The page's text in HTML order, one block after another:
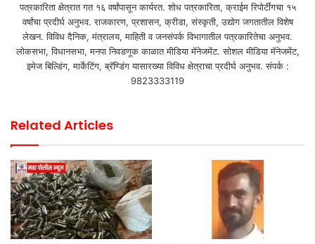
पत्रकारिता क्षेत्रात गत १६ वर्षांपासून कार्यरत. शोध पत्रकारिता, क्राईम रिपोर्टींगचा १५
वर्षांचा प्रदीर्घ अनुभव. राजकारण, प्रशासन, क्रीडा, संस्कृती, उद्योग जगतातील विशेष
लेखन. विविध दैनिक, मंत्रालय, माहिती व जनसंपर्क विभागातील पत्रकारितेचा अनुभव.
लोकसभा, विधानसभा, मनपा निवडणूक काळात मीडिया मॅनेजमेंट. सोशल मीडिया मॅनेजमेंट,
इमेज बिल्डिंग, मार्केटिंग, ब्रॅण्डिंग यासारख्या विविध क्षेत्राचा प्रदीर्घ अनुभव. संपर्क :
9823333119
Related Articles